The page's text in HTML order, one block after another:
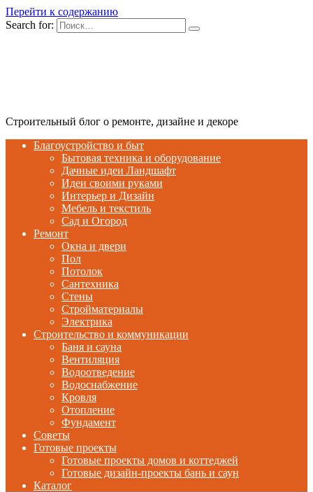
Перейти к содержанию
Search for:
Строительный блог о ремонте, дизайне и декоре
Благоустройство и быт
Бытовая техника и оборудование
Дачные идеи Ландшафт
Идеи своими руками
Интерьер и Дизайн
Мебель и текстиль
Сад и Огород
Ремонт
Окна и двери
Пол
Потолок
Сантехника
Стены
Стройматериалы
Электрика
Строительство и коммуникации
Баня и сауна
Вентиляция
Водоотведение
Водоснабжение
Кровля
Отопление
Фундамент
Советы
Готовые проекты
Готовые проекты домов и коттеджей
Готовые дизайн-проекты бань и саун
Каталог